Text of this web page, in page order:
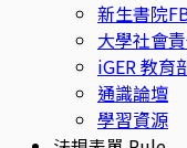
新生書院
大學社會
iGER 教育
通識論壇
學習資源